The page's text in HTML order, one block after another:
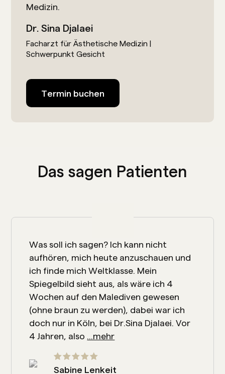
Medizin.
Dr. Sina Djalaei
Facharzt für Ästhetische Medizin |
Schwerpunkt Gesicht
Termin buchen
Das sagen Patienten
Was soll ich sagen? Ich kann nicht
aufhören, mich heute anzuschauen und
ich finde mich Weltklasse. Mein
Spiegelbild sieht aus, als wäre ich 4
Wochen auf den Malediven gewesen
(ohne braun zu werden), dabei war ich
doch nur in Köln, bei Dr.Sina Djalaei. Vor
4 Jahren, also ...mehr
Sabine Lenkeit